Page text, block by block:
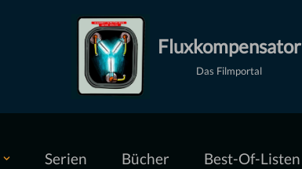
Fluxkompensator
Das Filmportal
Serien Bücher Best-Of-Listen